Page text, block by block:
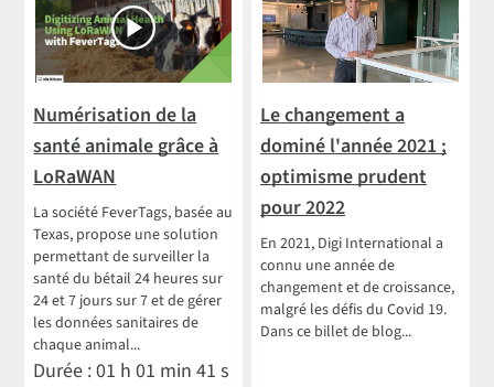
Numérisation de la
santé animale grâce à
LoRaWAN
La société FeverTags, basée au
Texas, propose une solution
permettant de surveiller la
santé du bétail 24 heures sur
24 et 7 jours sur 7 et de gérer
les données sanitaires de
chaque animal...
Durée : 01 h 01 min 41 s
Le changement a
dominé l'année 2021 ;
optimisme prudent
pour 2022
En 2021, Digi International a
connu une année de
changement et de croissance,
malgré les défis du Covid 19.
Dans ce billet de blog...